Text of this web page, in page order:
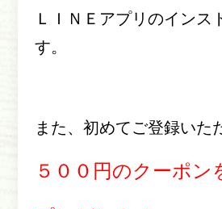
ＬＩＮＥアプリのインス
す。
また、初めてご登録いた
５００円のクーポン